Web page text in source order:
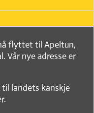
flyttet til Apeltun,
Vår nye adresse er
landets kanskje